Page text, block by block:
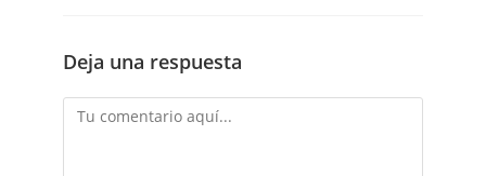
Deja una respuesta